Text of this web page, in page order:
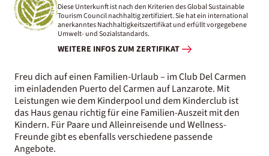
Diese Unterkunft ist nach den Kriterien des Global Sustainable
Tourism Council nachhaltig zertifiziert. Sie hat ein international
anerkanntes Nachhaltigkeitszertifikat und erfüllt vorgegebene
Umwelt- und Sozialstandards.
WEITERE INFOS ZUM ZERTIFIKAT
Freu dich auf einen Familien-Urlaub – im Club Del Carmen
im einladenden Puerto del Carmen auf Lanzarote. Mit
Leistungen wie dem Kinderpool und dem Kinderclub ist
das Haus genau richtig für eine Familien-Auszeit mit den
Kindern. Für Paare und Alleinreisende und Wellness-
Freunde gibt es ebenfalls verschiedene passende
Angebote.